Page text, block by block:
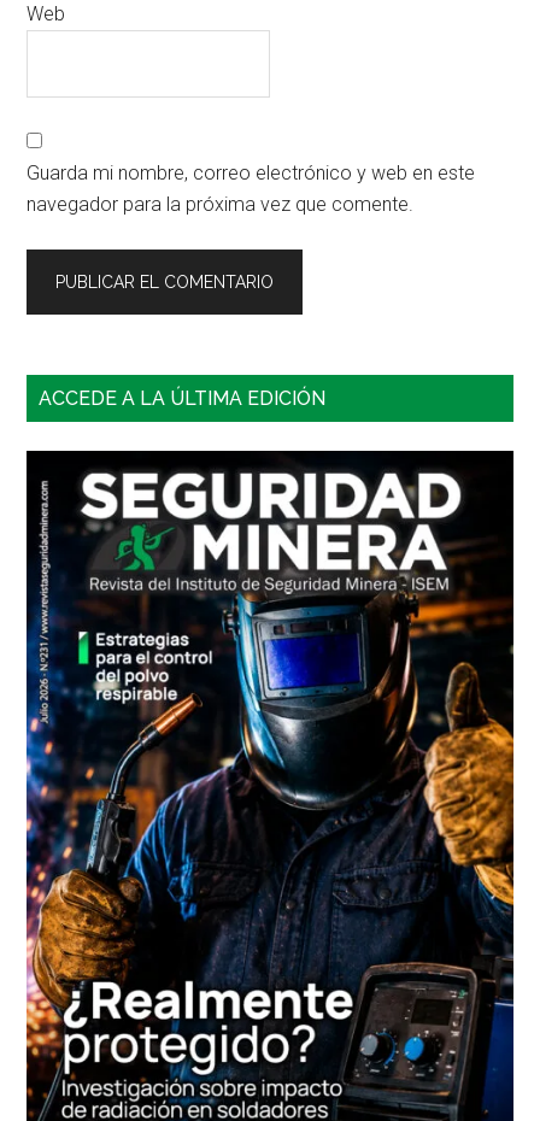
Web
Guarda mi nombre, correo electrónico y web en este
navegador para la próxima vez que comente.
Barra
principal
ACCEDE A LA ÚLTIMA EDICIÓN